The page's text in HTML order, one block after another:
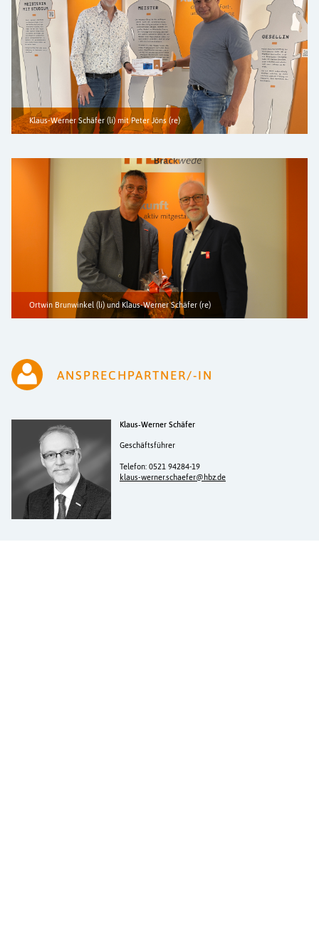
Klaus-Werner Schäfer (li) mit Peter Jöns (re)
Ortwin Brunwinkel (li) und Klaus-Werner Schäfer (re)
ANSPRECHPARTNER/-IN
Klaus-Werner Schäfer
Geschäftsführer
Telefon: 0521 94284-19
klaus-werner.schaefer@hbz.de